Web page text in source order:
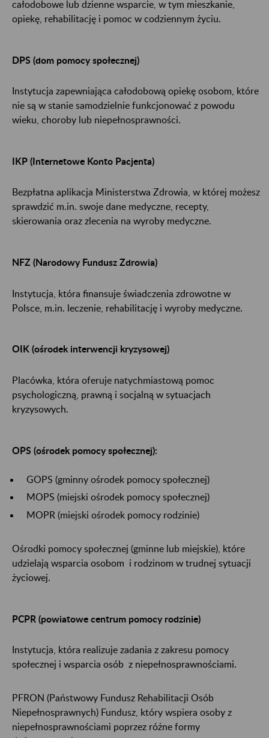
całodobowe lub dzienne wsparcie, w tym mieszkanie,
opiekę, rehabilitację i pomoc w codziennym życiu.
DPS (dom pomocy społecznej)
Instytucja zapewniająca całodobową opiekę osobom, które
nie są w stanie samodzielnie funkcjonować z powodu
wieku, choroby lub niepełnosprawności.
IKP (Internetowe Konto Pacjenta)
Bezpłatna aplikacja Ministerstwa Zdrowia, w której możesz
sprawdzić m.in. swoje dane medyczne, recepty,
skierowania oraz zlecenia na wyroby medyczne.
NFZ (Narodowy Fundusz Zdrowia)
Instytucja, która finansuje świadczenia zdrowotne w
Polsce, m.in. leczenie, rehabilitację i wyroby medyczne.
OIK (ośrodek interwencji kryzysowej)
Placówka, która oferuje natychmiastową pomoc
psychologiczną, prawną i socjalną w sytuacjach
kryzysowych.
OPS (ośrodek pomocy społecznej):
GOPS (gminny ośrodek pomocy społecznej)
MOPS (miejski ośrodek pomocy społecznej)
MOPR (miejski ośrodek pomocy rodzinie)
Ośrodki pomocy społecznej (gminne lub miejskie), które
udzielają wsparcia osobom i rodzinom w trudnej sytuacji
życiowej.
PCPR (powiatowe centrum pomocy rodzinie)
Instytucja, która realizuje zadania z zakresu pomocy
społecznej i wsparcia osób z niepełnosprawnościami.
PFRON (Państwowy Fundusz Rehabilitacji Osób
Niepełnosprawnych) Fundusz, który wspiera osoby z
niepełnosprawnościami poprzez różne formy